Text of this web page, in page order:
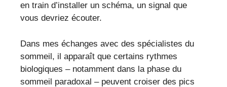
en train d’installer un schéma, un signal que
vous devriez écouter.
Dans mes échanges avec des spécialistes du
sommeil, il apparaît que certains rythmes
biologiques – notamment dans la phase du
sommeil paradoxal – peuvent croiser des pics